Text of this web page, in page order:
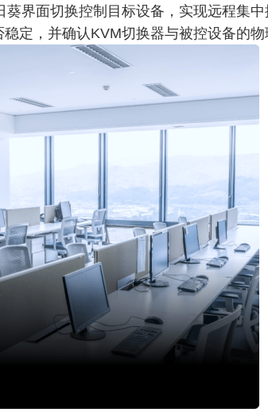
葵界面切换控制目标设备，实现远程集
定，并确认KVM切换器与被控设备的物